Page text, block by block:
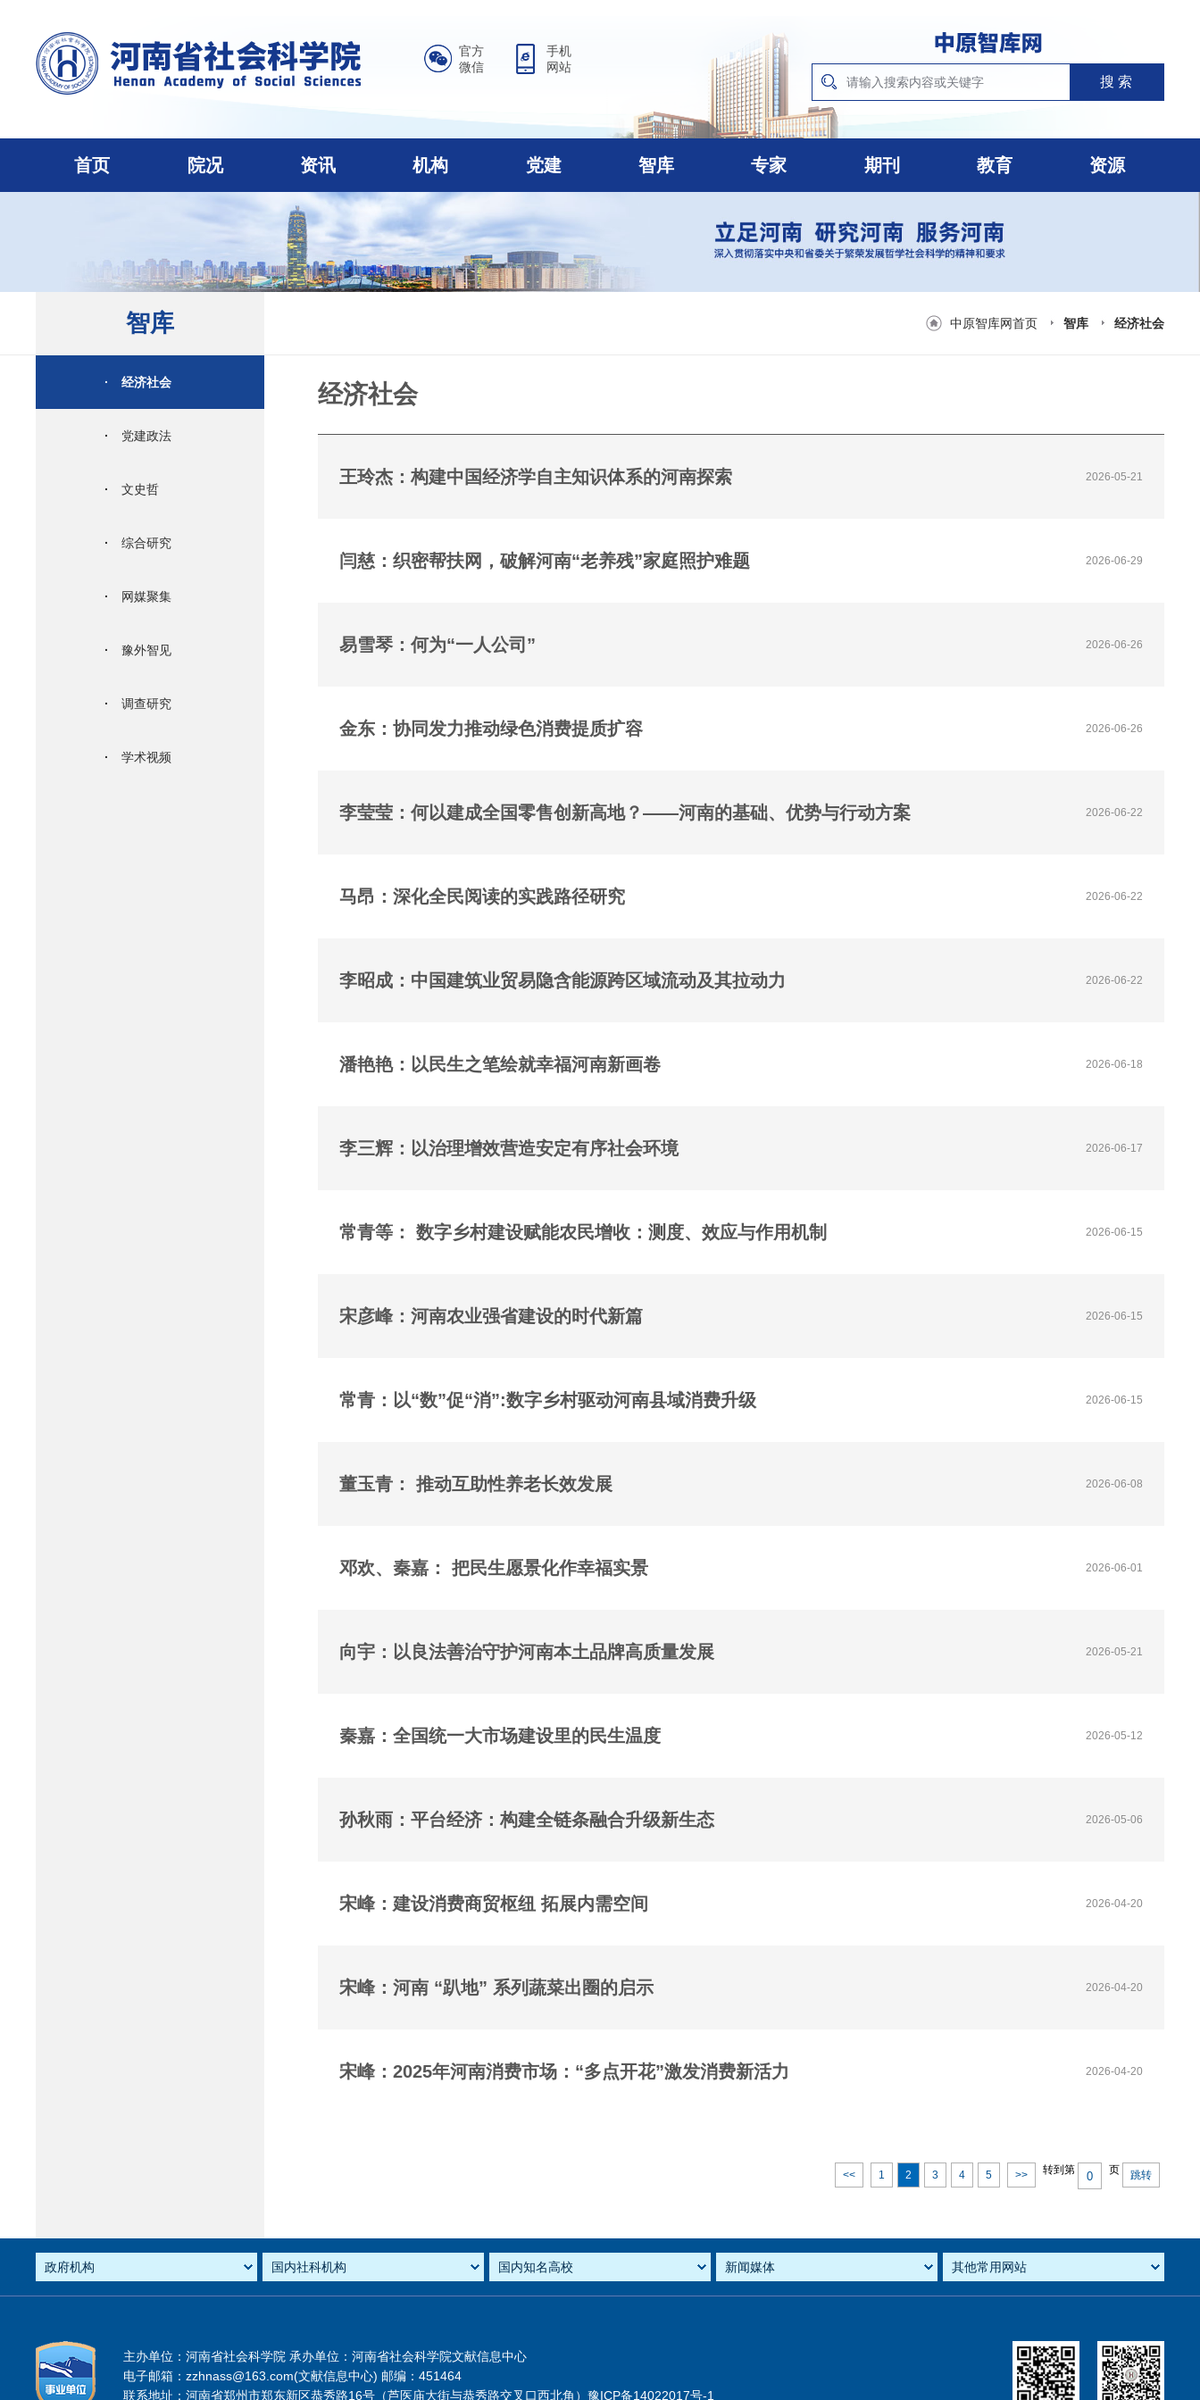
官方
微信
手机
网站
首页 院况 资讯 机构 党建 智库 专家 期刊 教育 资源
智库 中原智库网首页 智库 经济社会
· 经济社会
· 党建政法
· 文史哲
· 综合研究
· 网媒聚集
· 豫外智见
· 调查研究
· 学术视频
经济社会
王玲杰：构建中国经济学自主知识体系的河南探索 2026-05-21
闫慈：织密帮扶网，破解河南“老养残”家庭照护难题 2026-06-29
易雪琴：何为“一人公司” 2026-06-26
金东：协同发力推动绿色消费提质扩容 2026-06-26
李莹莹：何以建成全国零售创新高地？——河南的基础、优势与行动方案 2026-06-22
马昂：深化全民阅读的实践路径研究 2026-06-22
李昭成：中国建筑业贸易隐含能源跨区域流动及其拉动力 2026-06-22
潘艳艳：以民生之笔绘就幸福河南新画卷 2026-06-18
李三辉：以治理增效营造安定有序社会环境 2026-06-17
常青等： 数字乡村建设赋能农民增收：测度、效应与作用机制 2026-06-15
宋彦峰：河南农业强省建设的时代新篇 2026-06-15
常青：以“数”促“消”:数字乡村驱动河南县域消费升级 2026-06-15
董玉青： 推动互助性养老长效发展 2026-06-08
邓欢、秦嘉： 把民生愿景化作幸福实景 2026-06-01
向宇：以良法善治守护河南本土品牌高质量发展 2026-05-21
秦嘉：全国统一大市场建设里的民生温度 2026-05-12
孙秋雨：平台经济：构建全链条融合升级新生态 2026-05-06
宋峰：建设消费商贸枢纽 拓展内需空间 2026-04-20
宋峰：河南 “趴地” 系列蔬菜出圈的启示 2026-04-20
宋峰：2025年河南消费市场：“多点开花”激发消费新活力 2026-04-20
<< 1 2 3 4 5 >> 转到第 页 跳转
主办单位：河南省社会科学院 承办单位：河南省社会科学院文献信息中心
电子邮箱：zzhnass@163.com(文献信息中心) 邮编：451464
联系地址：河南省郑州市郑东新区恭秀路16号（芦医庙大街与恭秀路交叉口西北角）豫ICP备14022017号-1